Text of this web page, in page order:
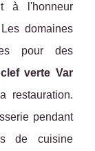
à l'honneur
domaines
pour des
verte Var
restauration.
pendant
de cuisine